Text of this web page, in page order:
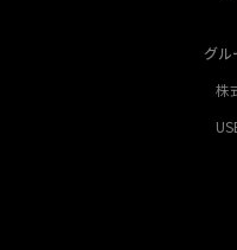
グル
株